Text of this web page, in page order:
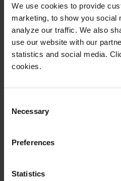
We use cookies to provide
marketing, to show you social
analyze our traffic. We also
use our website with our
statistics and social media.
cookies.
Selection
Necessary
Preferences
Statistics
Stripe advarsels- og
løsning til at identificere farlige
og minearbejdspladser.
Det robuste design af denne
synlig sikkerhedsstrimmel af lys,
fodgængere og andre køretøjer
førerens komfort og
lysstråle til at advare arbejdere